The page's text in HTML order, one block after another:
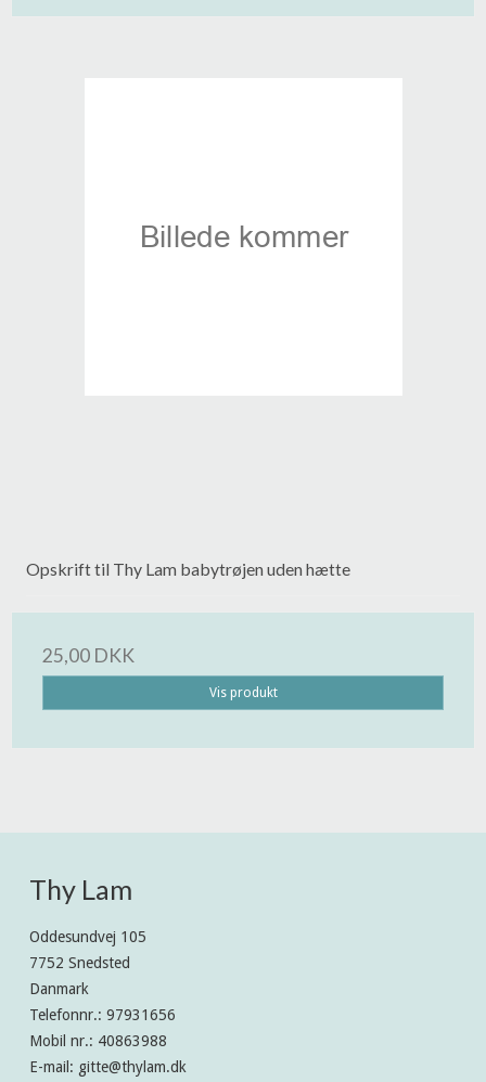
Opskrift til Thy Lam babytrøjen uden hætte
25,00 DKK
Vis produkt
Thy Lam
Oddesundvej 105
7752 Snedsted
Danmark
Telefonnr.: 97931656
Mobil nr.: 40863988
E-mail : gitte@thylam.dk